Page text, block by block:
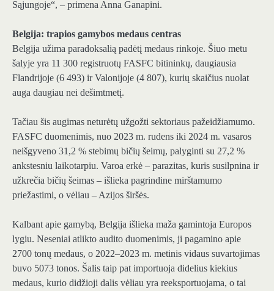
Sąjungoje“, – primena Anna Ganapini.
Belgija: trapios gamybos medaus centras
Belgija užima paradoksalią padėtį medaus rinkoje. Šiuo metu
šalyje yra 11 300 registruotų FASFC bitininkų, daugiausia
Flandrijoje (6 493) ir Valonijoje (4 807), kurių skaičius nuolat
auga daugiau nei dešimtmetį.
Tačiau šis augimas neturėtų užgožti sektoriaus pažeidžiamumo.
FASFC duomenimis, nuo 2023 m. rudens iki 2024 m. vasaros
neišgyveno 31,2 % stebimų bičių šeimų, palyginti su 27,2 %
ankstesniu laikotarpiu. Varoa erkė – parazitas, kuris susilpnina ir
užkrečia bičių šeimas – išlieka pagrindine mirštamumo
priežastimi, o vėliau – Azijos širšės.
Kalbant apie gamybą, Belgija išlieka maža gamintoja Europos
lygiu. Neseniai atlikto audito duomenimis, ji pagamino apie
2700 tonų medaus, o 2022–2023 m. metinis vidaus suvartojimas
buvo 5073 tonos. Šalis taip pat importuoja didelius kiekius
medaus, kurio didžioji dalis vėliau yra reeksportuojama, o tai